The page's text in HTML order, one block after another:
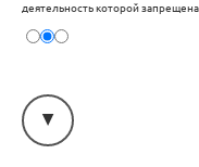
деятельность которой